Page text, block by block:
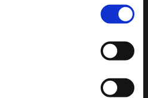
gezondheidsproducten: Net dat
voorkomen.
en je